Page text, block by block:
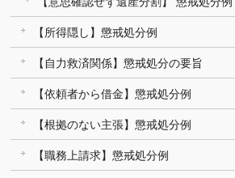
【所得隠し】懲戒処分例
【自力救済関係】懲戒処分の要旨
【依頼者から借金】懲戒処分例
【根拠のない主張】懲戒処分例
【職務上請求】懲戒処分例